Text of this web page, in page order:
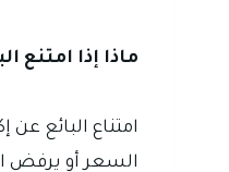
ماذا إذا امتنع
امتناع البائع
السعر أو يرفض